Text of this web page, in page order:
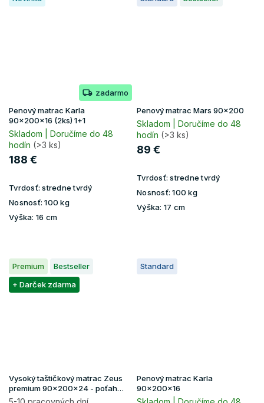
zadarmo
Penový matrac Karla
90x200x16 (2ks) 1+1
Skladom | Doručíme do 48
hodín (>3 ks)
188 €
Tvrdosť: stredne tvrdý
Nosnosť: 100 kg
Výška: 16 cm
Penový matrac Mars 90x200
Skladom | Doručíme do 48
hodín (>3 ks)
89 €
Tvrdosť: stredne tvrdý
Nosnosť: 100 kg
Výška: 17 cm
Premium
Bestseller
+ Darček zdarma
Vysoký taštičkový matrac Zeus
premium 90x200x24 - poťah
Aloe Vera
Standard
Penový matrac Karla
90x200x16